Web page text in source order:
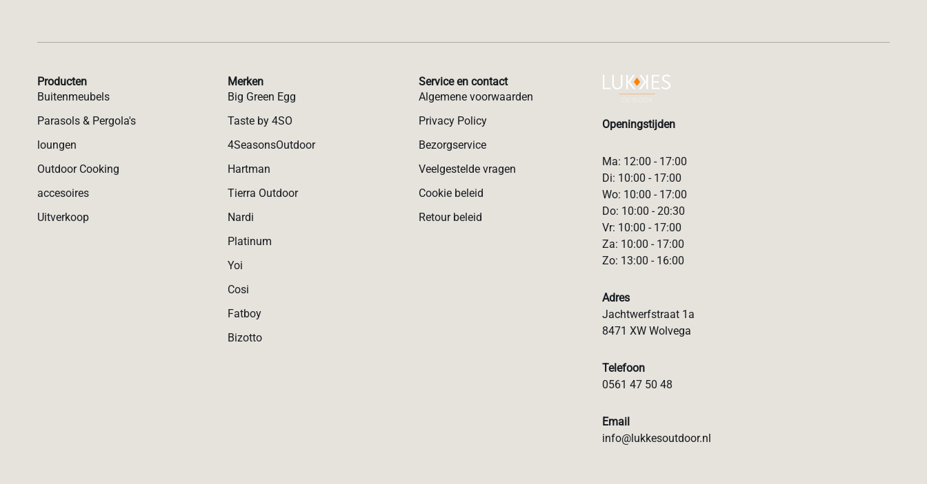
Producten
Buitenmeubels
Parasols & Pergola's
loungen
Outdoor Cooking
accesoires
Uitverkoop
Merken
Big Green Egg
Taste by 4SO
4SeasonsOutdoor
Hartman
Tierra Outdoor
Nardi
Platinum
Yoi
Cosi
Fatboy
Bizotto
Service en contact
Algemene voorwaarden
Privacy Policy
Bezorgservice
Veelgestelde vragen
Cookie beleid
Retour beleid
Openingstijden
Ma: 12:00 - 17:00
Di: 10:00 - 17:00
Wo: 10:00 - 17:00
Do: 10:00 - 20:30
Vr: 10:00 - 17:00
Za: 10:00 - 17:00
Zo: 13:00 - 16:00
Adres
Jachtwerfstraat 1a
8471 XW Wolvega
Telefoon
0561 47 50 48
Email
info@lukkesoutdoor.nl